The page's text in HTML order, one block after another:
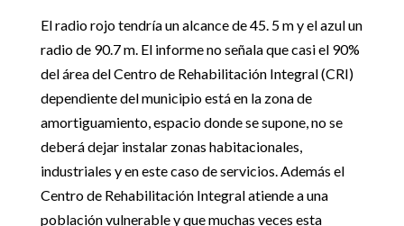
El radio rojo tendría un alcance de 45. 5 m y el azul un
radio de 90.7 m. El informe no señala que casi el 90%
del área del Centro de Rehabilitación Integral (CRI)
dependiente del municipio está en la zona de
amortiguamiento, espacio donde se supone, no se
deberá dejar instalar zonas habitacionales,
industriales y en este caso de servicios. Además el
Centro de Rehabilitación Integral atiende a una
población vulnerable y que muchas veces esta